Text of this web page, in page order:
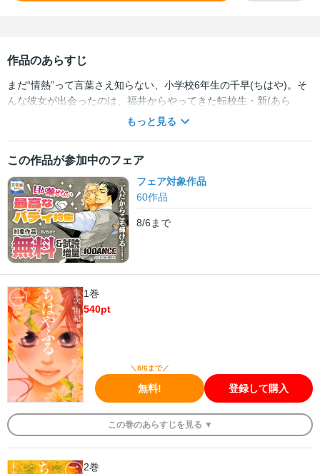
作品のあらすじ
まだ“情熱”って言葉さえ知らない、小学校6年生の千早(ちはや)。そ
んな彼女が出会ったのは、福井からやってきた転校生・新(あら
た)。大人しくて無口な新だったが、彼には意外な特技があった。そ
したのは千早のずば抜けた「才能」だった……。まぶしいほどに一
途な思いが交差する青春ストーリー、いよいよ開幕!!
もっと見る
この作品が参加中のフェア
フェア対象作品
60作品
8/6まで
1巻
540pt
＼8/6まで／
無料! 登録して購入
この巻のあらすじを 見る ▼
2巻